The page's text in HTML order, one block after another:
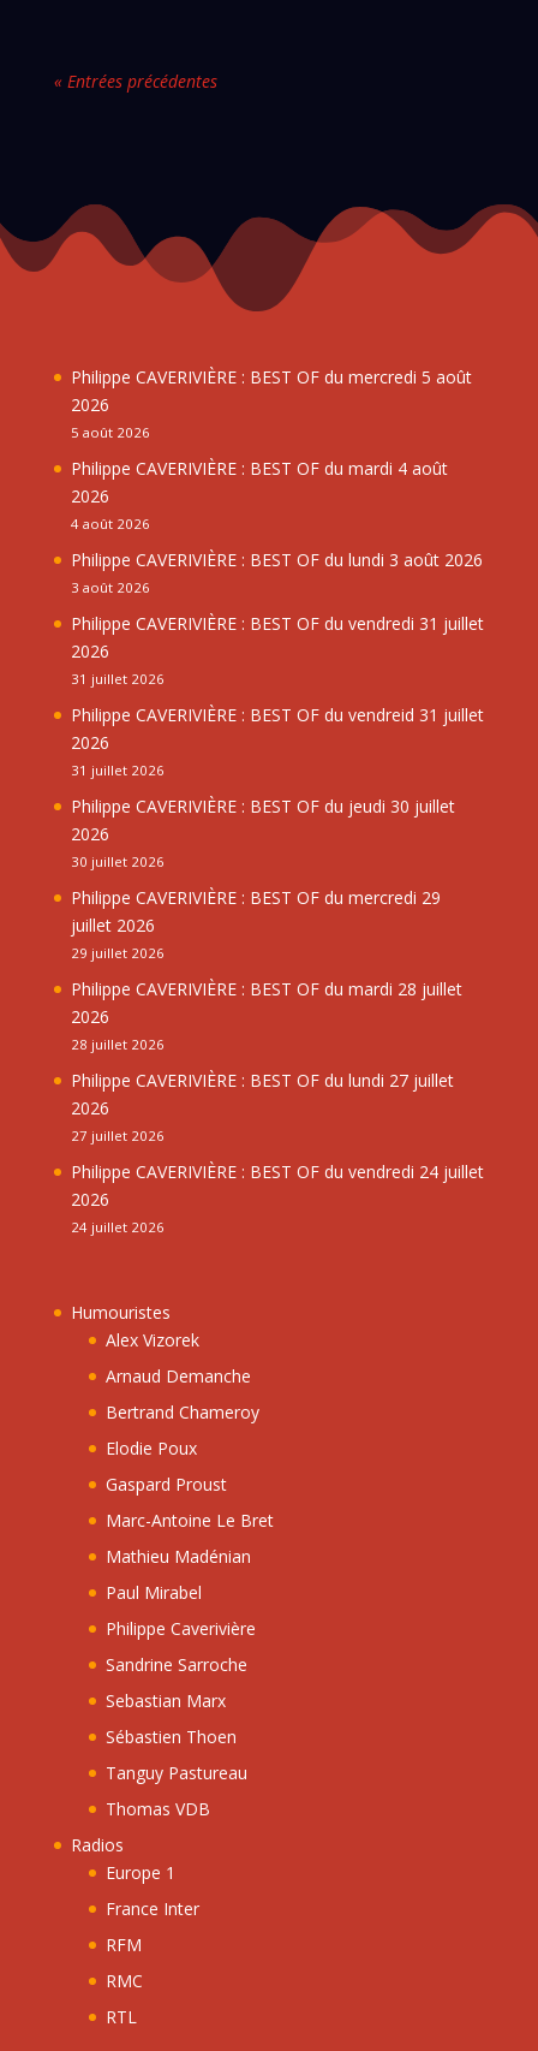
« Entrées précédentes
Philippe CAVERIVIÈRE : BEST OF du mercredi 5 août
2026
5 août 2026
Philippe CAVERIVIÈRE : BEST OF du mardi 4 août
2026
4 août 2026
Philippe CAVERIVIÈRE : BEST OF du lundi 3 août 2026
3 août 2026
Philippe CAVERIVIÈRE : BEST OF du vendredi 31 juillet
2026
31 juillet 2026
Philippe CAVERIVIÈRE : BEST OF du vendreid 31 juillet
2026
31 juillet 2026
Philippe CAVERIVIÈRE : BEST OF du jeudi 30 juillet
2026
30 juillet 2026
Philippe CAVERIVIÈRE : BEST OF du mercredi 29
juillet 2026
29 juillet 2026
Philippe CAVERIVIÈRE : BEST OF du mardi 28 juillet
2026
28 juillet 2026
Philippe CAVERIVIÈRE : BEST OF du lundi 27 juillet
2026
27 juillet 2026
Philippe CAVERIVIÈRE : BEST OF du vendredi 24 juillet
2026
24 juillet 2026
Humouristes
Alex Vizorek
Arnaud Demanche
Bertrand Chameroy
Elodie Poux
Gaspard Proust
Marc-Antoine Le Bret
Mathieu Madénian
Paul Mirabel
Philippe Caverivière
Sandrine Sarroche
Sebastian Marx
Sébastien Thoen
Tanguy Pastureau
Thomas VDB
Radios
Europe 1
France Inter
RFM
RMC
RTL